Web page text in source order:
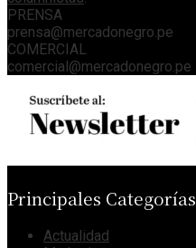
PRENSA
prensa@mercadonegro.pe
COMERCIAL
comercial@mercadonegro.pe
Principales Categorías
Actualidad